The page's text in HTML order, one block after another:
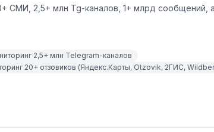
СМИ, 2,5+ млн Tg-каналов, 1+ млрд сообщений,
2,5+ млн Telegram-каналов
20+ отзовиков (Яндекс.Карты, Otzovik, 2ГИС,